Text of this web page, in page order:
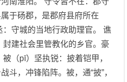
于砀郡，是郡府县府所在
守城的当地行政助理官。 谯
建社会里管教化的乡官。豪
（pī）坚执锐：披着铠甲，
斗，冲锋陷阵。被，通“披”，